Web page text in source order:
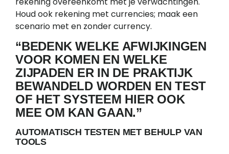
Houd ook rekening met currencies; maak een
scenario met en zonder currency.
“BEDENK WELKE AFWIJKINGEN
VOOR KOMEN EN WELKE
ZIJPADEN ER IN DE PRAKTIJK
BEWANDELD WORDEN EN TEST
OF HET SYSTEEM HIER OOK
MEE OM KAN GAAN.”
AUTOMATISCH TESTEN MET BEHULP VAN
TOOLS